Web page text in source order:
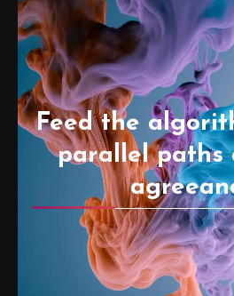
Feed the
parallel paths